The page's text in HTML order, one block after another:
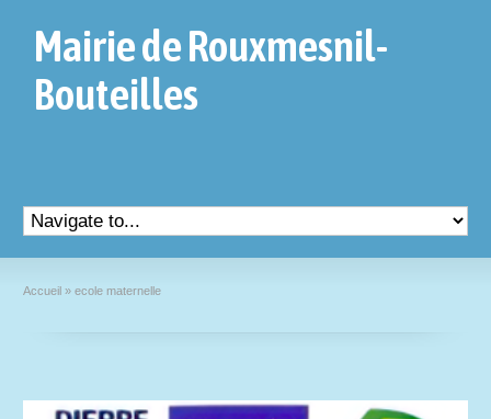
Mairie de Rouxmesnil-
Bouteilles
Accueil » ecole maternelle